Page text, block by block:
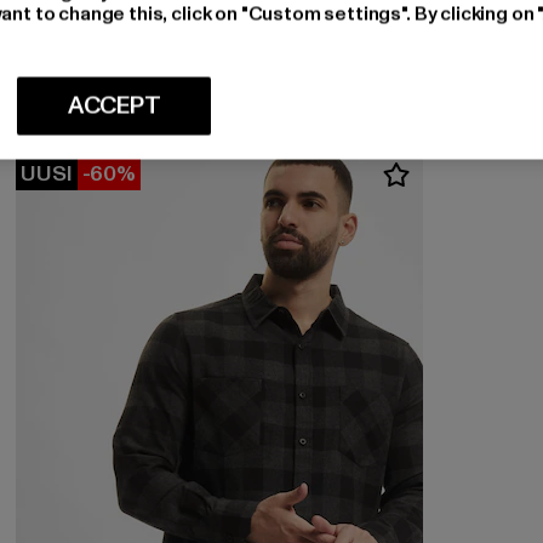
21,15 EUR
Ajankohtainen hinta: 21,15 EUR
44,99 EURKampanjahinta: 44,99 EUR
UUSI -60%
to change this, click on "Custom settings". By clicking
ACCEPT